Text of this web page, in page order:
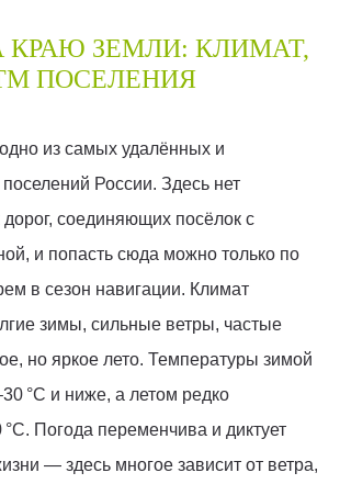
КРАЮ ЗЕМЛИ: КЛИМАТ,
ПОСЕЛЕНИЯ
из самых удалённых и
России. Здесь нет
соединяющих посёлок с
и попасть сюда можно только по
в сезон навигации. Климат
зимы, сильные ветры, частые
но яркое лето. Температуры зимой
°C и ниже, а летом редко
Погода переменчива и диктует
— здесь многое зависит от ветра,